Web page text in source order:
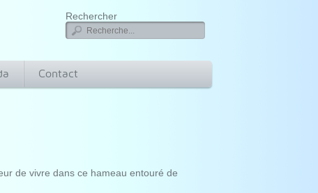
Rechercher
Contact
de vivre dans ce hameau entouré de